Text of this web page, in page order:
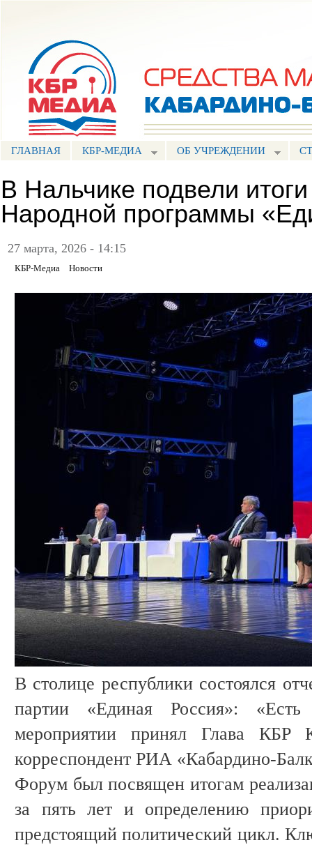
ГЛАВНАЯ КБР-МЕДИА ОБ УЧРЕЖДЕНИИ
В Нальчике подвели
Народной программы
27 марта, 2026 - 14:15
КБР-Медиа Новости
В столице республики состоялся
партии «Единая Россия»: «Есть
мероприятии принял Глава КБР
корреспондент РИА «Кабардино-
Форум был посвящен итогам
за пять лет и определению
предстоящий политический цикл.